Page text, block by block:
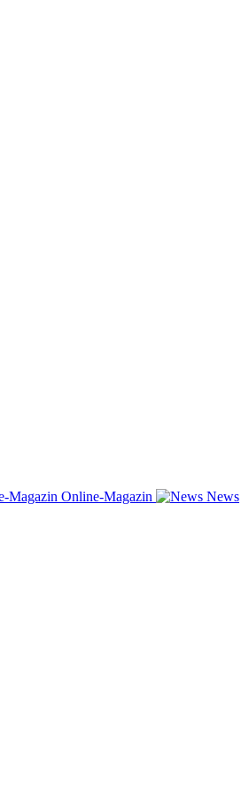
Online-Magazin News